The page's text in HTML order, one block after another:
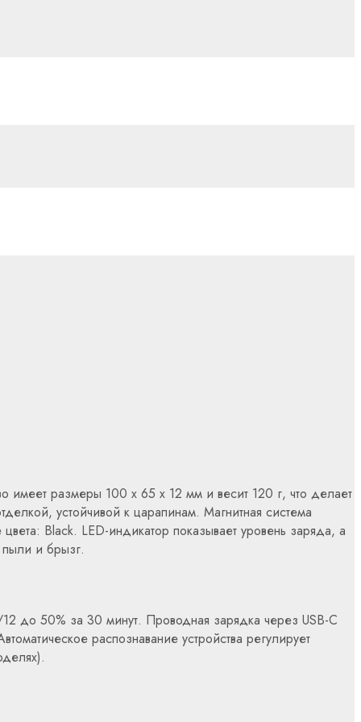
имеет размеры 100 x 65 x 12 мм и весит 120 г, что делает
устойчивой к царапинам. Магнитная система
Black. LED-индикатор показывает уровень заряда, а
пыли и брызг.
до 50% за 30 минут. Проводная зарядка через USB-C
распознавание устройства регулирует